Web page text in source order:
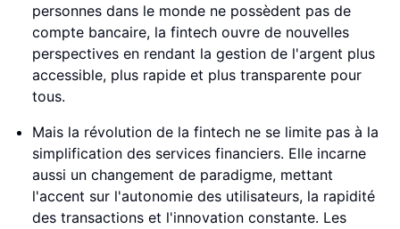
personnes dans le monde ne possèdent pas de
compte bancaire, la fintech ouvre de nouvelles
perspectives en rendant la gestion de l'argent plus
accessible, plus rapide et plus transparente pour
tous.
Mais la révolution de la fintech ne se limite pas à la
simplification des services financiers. Elle incarne
aussi un changement de paradigme, mettant
l'accent sur l'autonomie des utilisateurs, la rapidité
des transactions et l'innovation constante. Les